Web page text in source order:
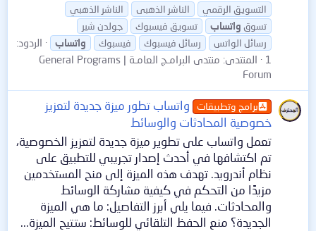
التسويق الرقمي
الناشر الذهبى
الناشر الذهبي
تسوق واتساب تسويق فيسبوك
جولدن شير
رسائل الواتس
رسائل فيسبوك فيسبوك واتساب
الردود:
1
المنتدى:
منتدى البرامـج العامـة | General Programs
Forum
برامج وتطبيقات
واتساب تطور ميزة جديدة لتعزيز
خصوصية المحادثات والوسائط
تعمل واتساب على تطوير ميزة جديدة لتعزيز الخصوصية،
تم اكتشافها في أحدث إصدار تجريبي للتطبيق على
نظام أندرويد. تهدف هذه الميزة إلى منح المستخدمين
مزيدًا من التحكم في كيفية مشاركة الوسائط
والمحادثات. فيما يلي أبرز التفاصيل: ما هي الميزة
الجديدة؟ منع الحفظ التلقائي للوسائط: ستتيح الميزة...